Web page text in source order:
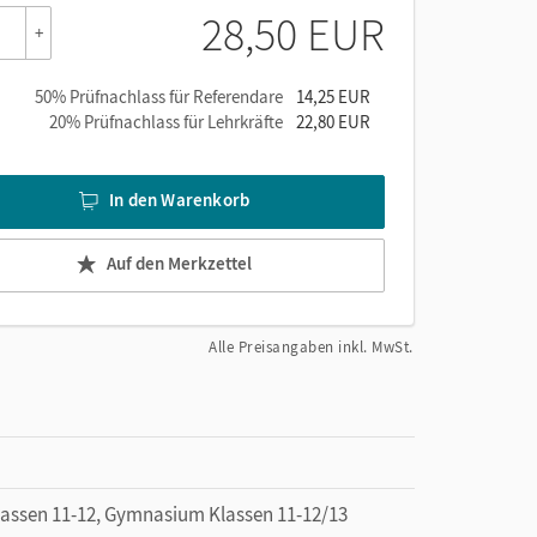
+ 28,50 EUR
50% Prüfnachlass für Referendare
14,25 EUR
20% Prüfnachlass für Lehrkräfte 22,80 EUR
In den Warenkorb
Auf den Merkzettel
Alle Preisangaben inkl. MwSt.
11-12, Gymnasium Klassen 11-12/13